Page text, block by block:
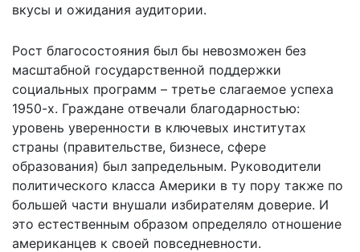
вкусы и ожидания аудитории.
Рост благосостояния был бы невозможен без
масштабной государственной поддержки
социальных программ – третье слагаемое успеха
1950-х. Граждане отвечали благодарностью:
уровень уверенности в ключевых институтах
страны (правительстве, бизнесе, сфере
образования) был запредельным. Руководители
политического класса Америки в ту пору также по
большей части внушали избирателям доверие. И
это естественным образом определяло отношение
американцев к своей повседневности.